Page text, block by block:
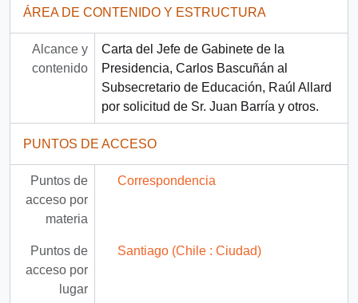
ÁREA DE CONTENIDO Y ESTRUCTURA
Alcance y
contenido
Carta del Jefe de Gabinete de la
Presidencia, Carlos Bascuñán al
Subsecretario de Educación, Raúl Allard
por solicitud de Sr. Juan Barría y otros.
PUNTOS DE ACCESO
Puntos de
acceso por
materia
Correspondencia
Puntos de
acceso por
lugar
Santiago (Chile : Ciudad)